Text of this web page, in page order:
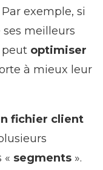
exemple, si
ses meilleurs
peut optimiser
à mieux leur
fichier client
« segments ».